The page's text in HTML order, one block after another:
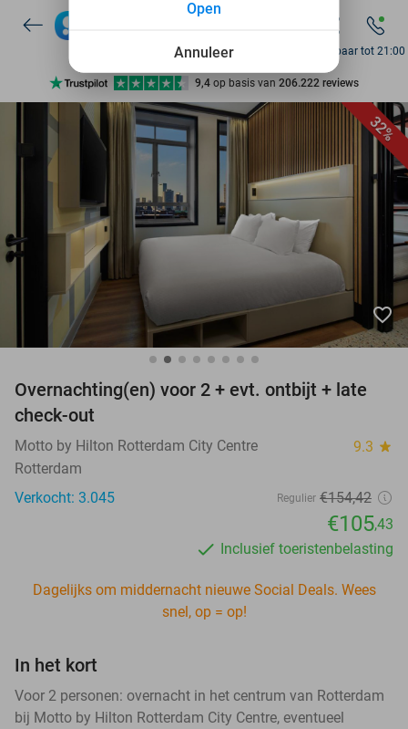
7 dagen per week beschikbaar
10+ miljoen leden
9,4 op basis van 206.222 reviews
Ontdek 15.000+ deals
7 dagen per week beschikbaar
10+ miljoen leden
Bereikbaar tot 21:00
32%
favorite_border
Overnachting(en) voor 2 + evt. ontbijt + late
check-out
Motto by Hilton Rotterdam City Centre 9.3 star
Rotterdam
Verkocht: 3.045
Regulier €154,42
€105,43
Inclusief toeristenbelasting
Dagelijks om middernacht nieuwe Social Deals. Wees
snel, op = op!
In het kort
Voor 2 personen: overnacht in het centrum van Rotterdam
bij Motto by Hilton Rotterdam City Centre, eventueel
Annuleer
Open